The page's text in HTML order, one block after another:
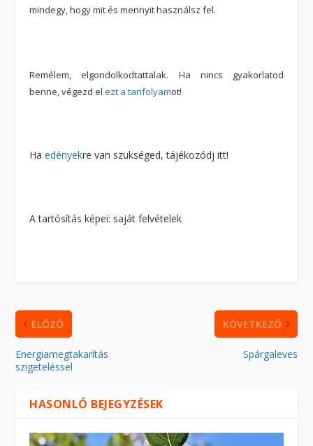
mindegy, hogy mit és mennyit használsz fel.
Remélem, elgondolkodtattalak. Ha nincs gyakorlatod
benne, végezd elezt a tanfolyamot!
Haedényekre van szükséged, tájékozódj itt!
A tartósítás képei: saját felvételek
ELŐZŐ
Energiamegtakarítás
szigeteléssel
KÖVETKEZŐ
Spárgaleves
HASONLÓ BEJEGYZÉSEK